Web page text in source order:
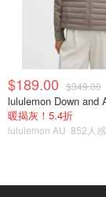
$189.00 $349.00
暖揭灰！5.4折
lululemon AU 852人